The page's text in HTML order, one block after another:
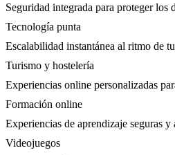
Seguridad integrada para proteger los
Tecnología punta
Escalabilidad instantánea al ritmo de
Turismo y hostelería
Experiencias online personalizadas
Formación online
Experiencias de aprendizaje seguras y
Videojuegos